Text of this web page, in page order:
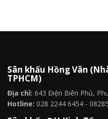
Sân khấu Hồng Vân
TPHCM)
Địa chỉ: 643 Điện Biên Phủ,
Hotline: 028 2244 6454 -